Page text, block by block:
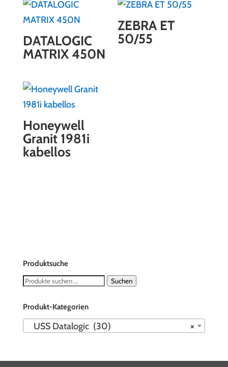
DATALOGIC
MATRIX 450N
ZEBRA ET
50/55
Honeywell
Granit 1981i
kabellos
Produktsuche
Suchen
Suchen
Produkt-Kategorien
×
USS Datalogic (30)